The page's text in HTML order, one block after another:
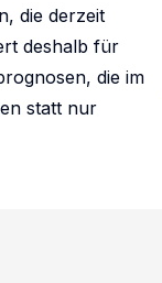
die derzeit
deshalb für
die im
statt nur